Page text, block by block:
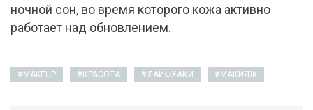
ночной сон, во время которого кожа активно
работает над обновлением.
MAKEUP КРАСОТА ЛАЙФХАКИ МАКИЯЖ